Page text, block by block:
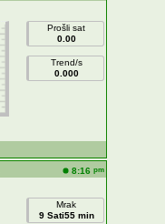
Prošli sat
0.00
Trend/s
0.000
8:16 pm
Mrak
9 Sati55 min